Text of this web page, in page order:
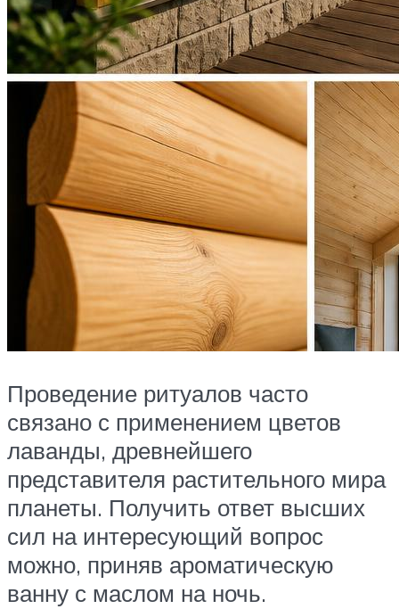
Проведение ритуалов часто
связано с применением цветов
лаванды, древнейшего
представителя растительного мира
планеты. Получить ответ высших
сил на интересующий вопрос
можно, приняв ароматическую
ванну с маслом на ночь.